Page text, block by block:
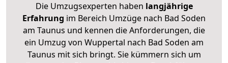
Die Umzugsexperten haben langjährige
Erfahrung im Bereich Umzüge nach Bad Soden
am Taunus und kennen die Anforderungen, die
ein Umzug von Wuppertal nach Bad Soden am
Taunus mit sich bringt. Sie kümmern sich um